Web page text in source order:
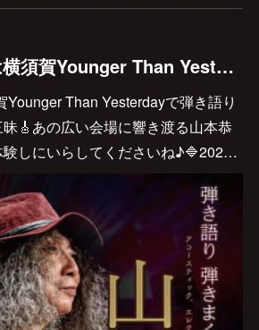
2026/4/25(土)は横須賀Younger Than Yesterdayで弾き語り弾きまくりギター三昧🎸
Than Yesterdayで弾き語り
🎸あの広い会場に響き渡る山本恭
しにいらしてくださいね♪🔷202…